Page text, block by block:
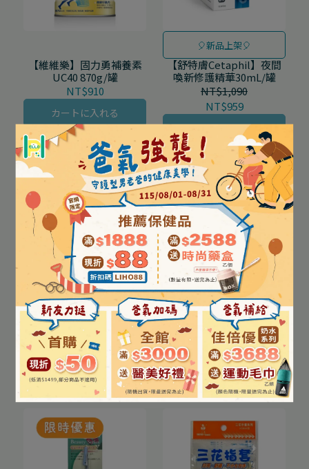
【維維樂】固力勇補養素
UC40 870g/罐
NT$910
カートに入れる
🎈新品上架🎈
【舒特膚Cetaphil】夜間
喚新修護精華30mL/罐
NT$959
NT$1,090
カートに入れる
🎈新品上架🎈
【舒特膚Cetaphil】日間
進階防禦精華30mL/罐
NT$959
NT$1,090
カートに入れる
小天使 生理沖洗器 350mL
NT$45
NT$60
カートに入れる